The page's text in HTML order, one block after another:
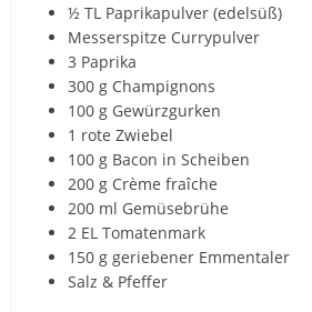
½ TL Paprikapulver (edelsüß)
Messerspitze Currypulver
3 Paprika
300 g Champignons
100 g Gewürzgurken
1 rote Zwiebel
100 g Bacon in Scheiben
200 g Crème fraîche
200 ml Gemüsebrühe
2 EL Tomatenmark
150 g geriebener Emmentaler
Salz & Pfeffer